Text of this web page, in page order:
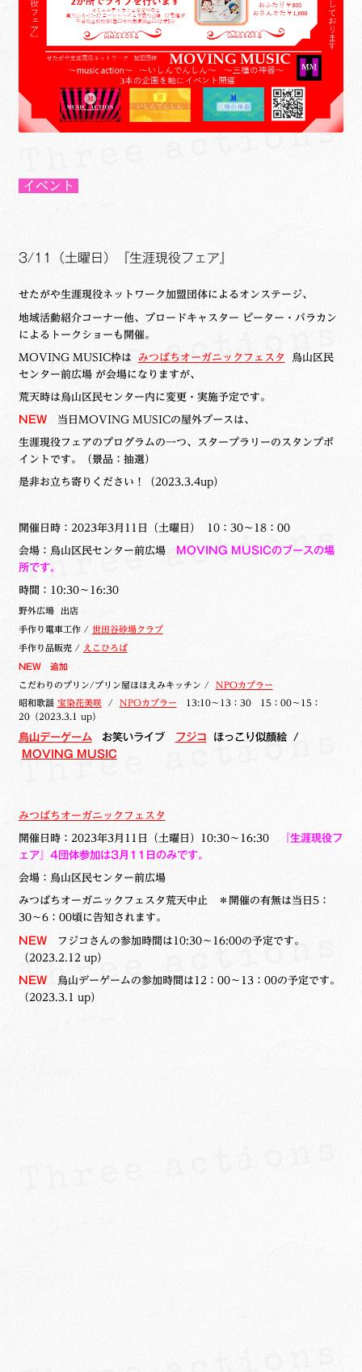
イベント
3/11（土曜日）『生涯現役フェア』
せたがや生涯現役ネットワーク加盟団体によるオンステージ、
地域活動紹介コーナー他、ブロードキャスター ピーター・バラカン
によるトークショーも開催。
MOVING MUSIC枠は みつばちオーガニックフェスタ
烏山区民
センター前広場 が会場になりますが、
荒天時は烏山区民センター内に変更・実施予定です。
NEW当日MOVING MUSICの屋外ブースは、
生涯現役フェアのプログラムの一つ、スタープラリーのスタンプポ
イントです。（景品：抽選）
是非お立ち寄りください！（2023.3.4up）
開催日時：2023年3月11日（土曜日） 10：30～18：00
会場：烏山区民センター前広場
MOVING MUSICのブースの場
所です。
時間：10:30～16:30
野外広場 出店
手作り電車工作 / 世田谷砂場クラブ
手作り品販売 / えこひろば
NEW 追加
こだわりのプリン/プリン屋ほほえみキッチン / NPOカプラー
昭和歌謡 宝染花美咲/ NPOカプラー 13:10～13：30 15：00～15：
20（2023.3.1 up）
烏山デーゲームお笑いライブ フジコ ほっこり似顔絵 /
MOVING MUSIC
みつばちオーガニックフェスタ
開催日時：2023年3月11日（土曜日）10:30～16:30
『生涯現役フ
ェア』4団体参加は3月11日のみです。
会場：烏山区民センター前広場
みつばちオーガニックフェスタ荒天中止 ＊開催の有無は当日5：
30〜6：00頃に告知されます。
NEW
フジコさんの参加時間は10:30～16:00の予定です。
（2023.2.12 up）
NEW
烏山デーゲームの参加時間は12：00～13：00の予定です。
（2023.3.1 up）